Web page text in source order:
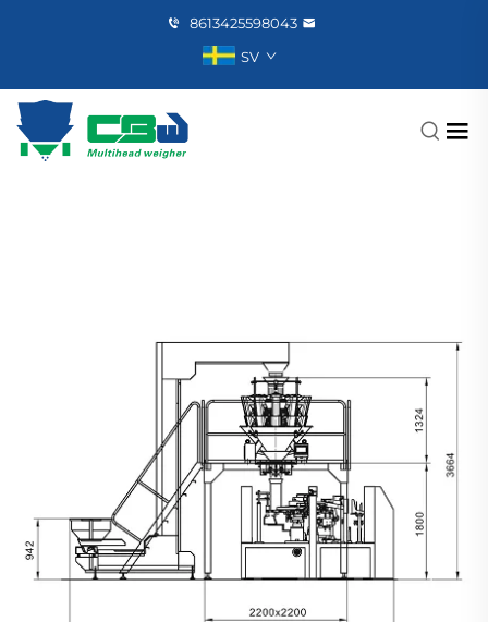
8613425598043
SV